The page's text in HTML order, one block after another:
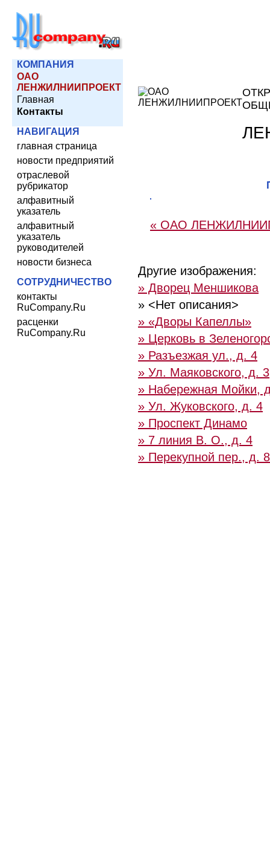
КОМПАНИЯ
ОАО
ЛЕНЖИЛНИИПРОЕКТ
Главная
Контакты
НАВИГАЦИЯ
главная страница
новости предприятий
отраслевой
рубрикатор
алфавитный
указатель
алфавитный
указатель
руководителей
новости бизнеса
СОТРУДНИЧЕСТВО
контакты
RuCompany.Ru
расценки
RuCompany.Ru
« ОАО
Другие изображения:
» Дворец Меншикова
» <Нет описания>
» «Дворы Капеллы»
» Церковь в
» Разъезжая ул., д. 4
» Ул. Маяковского, д. 3
» Набережная Мойки,
» Ул. Жуковского, д. 4
» Проспект Динамо
» 7 линия В. О., д. 4
» Перекупной пер., д. 8